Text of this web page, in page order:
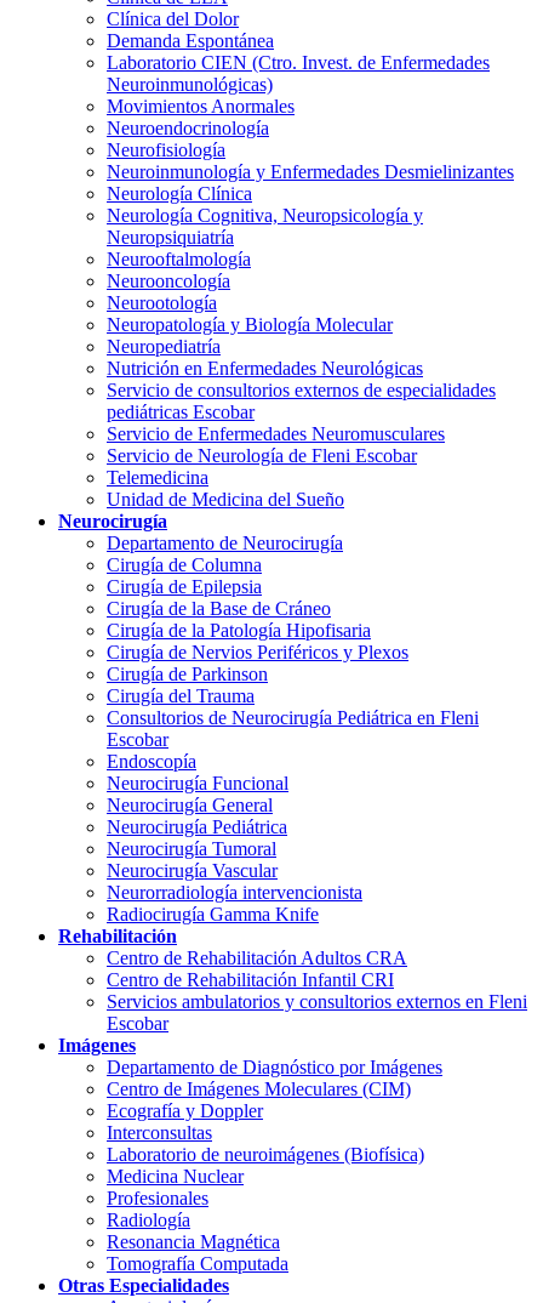
Clínica del Dolor
Demanda Espontánea
Laboratorio CIEN (Ctro. Invest. de Enfermedades
Neuroinmunológicas)
Movimientos Anormales
Neuroendocrinología
Neurofisiología
Neuroinmunología y Enfermedades Desmielinizantes
Neurología Clínica
Neurología Cognitiva, Neuropsicología y
Neuropsiquiatría
Neurooftalmología
Neurooncología
Neurootología
Neuropatología y Biología Molecular
Neuropediatría
Nutrición en Enfermedades Neurológicas
Servicio de consultorios externos de especialidades
pediátricas Escobar
Servicio de Enfermedades Neuromusculares
Servicio de Neurología de Fleni Escobar
Telemedicina
Unidad de Medicina del Sueño
Neurocirugía
Departamento de Neurocirugía
Cirugía de Columna
Cirugía de Epilepsia
Cirugía de la Base de Cráneo
Cirugía de la Patología Hipofisaria
Cirugía de Nervios Periféricos y Plexos
Cirugía de Parkinson
Cirugía del Trauma
Consultorios de Neurocirugía Pediátrica en Fleni
Escobar
Endoscopía
Neurocirugía Funcional
Neurocirugía General
Neurocirugía Pediátrica
Neurocirugía Tumoral
Neurocirugía Vascular
Neurorradiología intervencionista
Radiocirugía Gamma Knife
Rehabilitación
Centro de Rehabilitación Adultos CRA
Centro de Rehabilitación Infantil CRI
Servicios ambulatorios y consultorios externos en Fleni
Escobar
Imágenes
Departamento de Diagnóstico por Imágenes
Centro de Imágenes Moleculares (CIM)
Ecografía y Doppler
Interconsultas
Laboratorio de neuroimágenes (Biofísica)
Medicina Nuclear
Profesionales
Radiología
Resonancia Magnética
Tomografía Computada
Otras Especialidades